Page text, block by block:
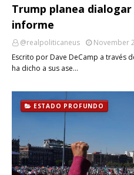
Trump planea
informe
@realpoliticaneus
November
Escrito por Dave DeCamp a través
ha dicho a sus ase…
ESTADO PROFUNDO